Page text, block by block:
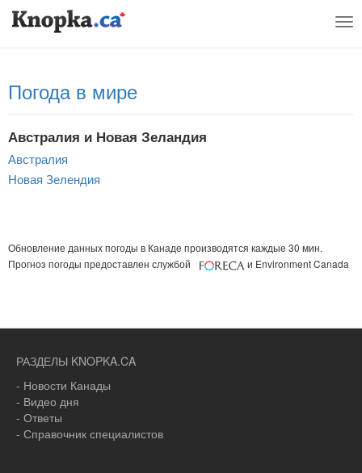
Погода в мире
Австралия и Новая Зеландия
Австралия
Новая Зелендия
Обновление данных погоды в Канаде производятся каждые 30 мин.
Прогноз погоды предоставлен службой
и Environment Canada
РАЗДЕЛЫ KNOPKA.CA
- Новости Канады
- Видео дня
- Ответы
- Справочник специалистов